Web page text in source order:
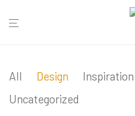
All Design Inspiration
Uncategorized